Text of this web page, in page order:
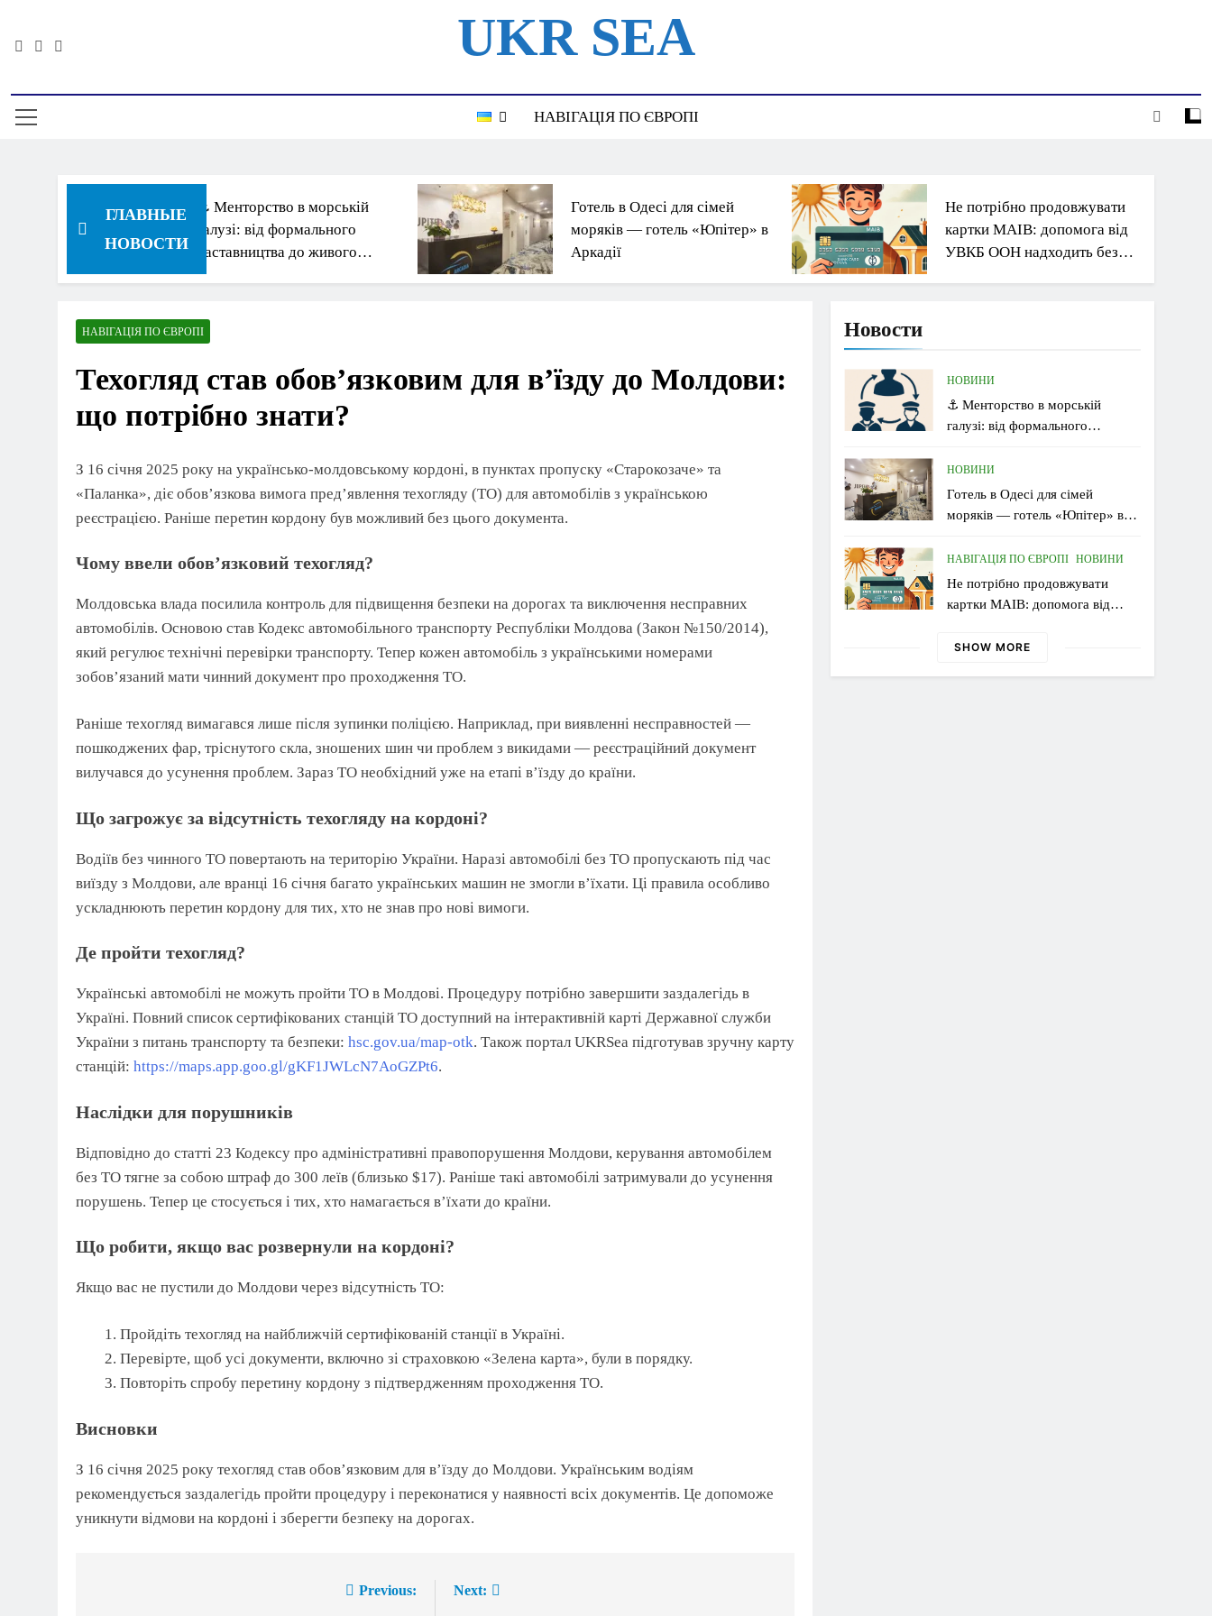
content
UKR SEA
НАВІГАЦІЯ ПО ЄВРОПІ
ГЛАВНЫЕ
НОВОСТИ
⚓ Менторство в морській
галузі: від формального
наставництва до живого
обміну досвідом
Готель в Одесі для сімей
моряків — готель «Юпітер» в
Аркадії
Не потрібно продовжувати
картки MAIB: допомога від
УВКБ ООН надходить без
перебоїв
НАВІГАЦІЯ ПО ЄВРОПІ
Техогляд став обов’язковим для в’їзду до Молдови:
що потрібно знати?
З 16 січня 2025 року на українсько-молдовському кордоні, в пунктах пропуску «Старокозаче» та
«Паланка», діє обов’язкова вимога пред’явлення техогляду (ТО) для автомобілів з українською
реєстрацією. Раніше перетин кордону був можливий без цього документа.
Чому ввели обов’язковий техогляд?
Молдовська влада посилила контроль для підвищення безпеки на дорогах та виключення несправних
автомобілів. Основою став Кодекс автомобільного транспорту Республіки Молдова (Закон №150/2014),
який регулює технічні перевірки транспорту. Тепер кожен автомобіль з українськими номерами
зобов’язаний мати чинний документ про проходження ТО.
Раніше техогляд вимагався лише після зупинки поліцією. Наприклад, при виявленні несправностей —
пошкоджених фар, тріснутого скла, зношених шин чи проблем з викидами — реєстраційний документ
вилучався до усунення проблем. Зараз ТО необхідний уже на етапі в’їзду до країни.
Що загрожує за відсутність техогляду на кордоні?
Водіїв без чинного ТО повертають на територію України. Наразі автомобілі без ТО пропускають під час
виїзду з Молдови, але вранці 16 січня багато українських машин не змогли в’їхати. Ці правила особливо
ускладнюють перетин кордону для тих, хто не знав про нові вимоги.
Де пройти техогляд?
Українські автомобілі не можуть пройти ТО в Молдові. Процедуру потрібно завершити заздалегідь в
Україні. Повний список сертифікованих станцій ТО доступний на інтерактивній карті Державної служби
України з питань транспорту та безпеки: hsc.gov.ua/map-otk. Також портал UKRSea підготував зручну карту
станцій: https://maps.app.goo.gl/gKF1JWLcN7AoGZPt6.
Наслідки для порушників
Відповідно до статті 23 Кодексу про адміністративні правопорушення Молдови, керування автомобілем
без ТО тягне за собою штраф до 300 леїв (близько $17). Раніше такі автомобілі затримували до усунення
порушень. Тепер це стосується і тих, хто намагається в’їхати до країни.
Що робити, якщо вас розвернули на кордоні?
Якщо вас не пустили до Молдови через відсутність ТО:
Пройдіть техогляд на найближчій сертифікованій станції в Україні.
Перевірте, щоб усі документи, включно зі страховкою «Зелена карта», були в порядку.
Повторіть спробу перетину кордону з підтвердженням проходження ТО.
Висновки
З 16 січня 2025 року техогляд став обов’язковим для в’їзду до Молдови. Українським водіям
рекомендується заздалегідь пройти процедуру і переконатися у наявності всіх документів. Це допоможе
уникнути відмови на кордоні і зберегти безпеку на дорогах.
Previous: Next:
Новости
НОВИНИ
⚓ Менторство в морській
галузі: від формального
досвідом
НОВИНИ
Готель в Одесі для сімей
моряків — готель «Юпітер» в
НАВІГАЦІЯ ПО ЄВРОПІ НОВИНИ
Не потрібно продовжувати
картки MAIB: допомога від
перебоїв
SHOW MORE